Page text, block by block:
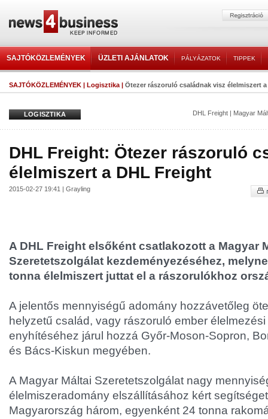
SAJTÓKÖZLEMÉNYEK ÜZLETI AJÁNLATOK PÁLYÁZATOK TIPPEK
SAJTÓKÖZLEMÉNYEK | Logisztika | Ötezer rászoruló családnak visz élelmiszert
LOGISZTIKA DHL Freight | Magyar
DHL Freight: Ötezer rászoruló
élelmiszert a DHL Freight
2015-02-27 19:41 | Grayling
A DHL Freight elsőként csatlakozott a Magyar
Szeretetszolgálat kezdeményezéséhez,
tonna élelmiszert juttat el a rászorulókhoz
A jelentős mennyiségű adomány hozzávetőleg
helyzetű család, vagy rászoruló ember
enyhítéséhez járul hozzá Győr-Moson-Sopron,
és Bács-Kiskun megyében.
A Magyar Máltai Szeretetszolgálat nagy
élelmiszeradomány elszállításához kért
Magyarország három, egyenként 24 tonna